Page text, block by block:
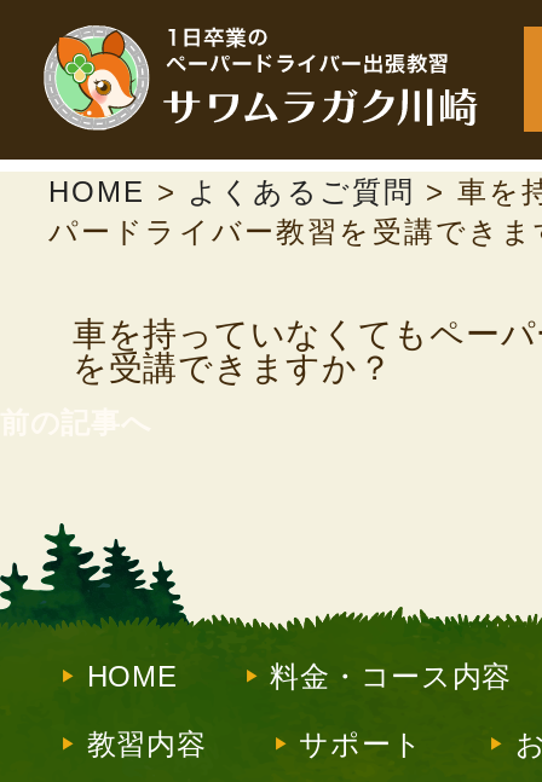
HOME > よくあるご質問 > 車を
パードライバー教習を受講できま
車を持っていなくてもペー
を受講できますか？
HOME 料金・コース内容
教習内容 サポート